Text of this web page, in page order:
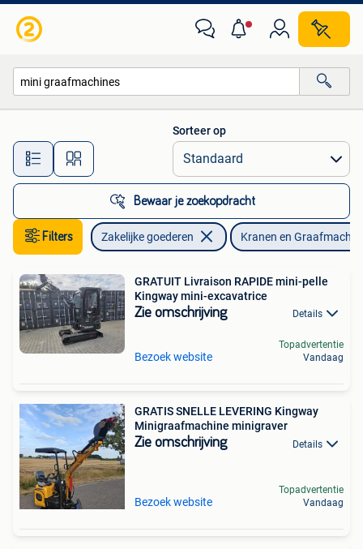
Alle afstanden…
Sorteer op
Bewaar je zoekopdracht
Filters Zakelijke goederen Kranen en
GRATUIT Livraison RAPIDE mini-pelle
Kingway mini-excavatrice
Zie omschrijving Details
Bezoek website
Topadvertentie
Vandaag
GRATIS SNELLE LEVERING Kingway
Minigraafmachine minigraver
Zie omschrijving Details
Bezoek website
Topadvertentie
Vandaag